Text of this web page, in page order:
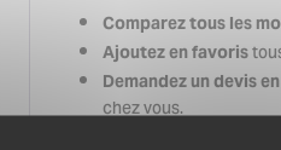
Comparez tous les
Ajoutez en favoris
Demandez un devis
chez vous.
Gardez un